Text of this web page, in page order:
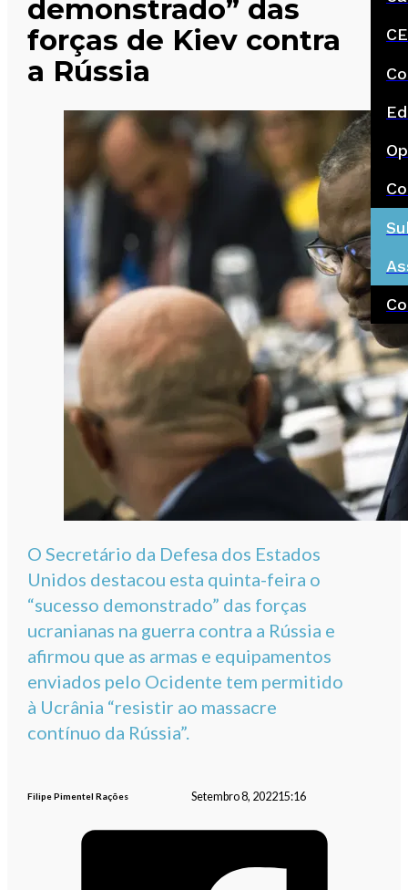
demonstrado” das
forças de Kiev contra
a Rússia
O Secretário da Defesa dos Estados
Unidos destacou esta quinta-feira o
“sucesso demonstrado” das forças
ucranianas na guerra contra a Rússia e
afirmou que as armas e equipamentos
enviados pelo Ocidente tem permitido
à Ucrânia “resistir ao massacre
contínuo da Rússia”.
Filipe Pimentel Rações Setembro 8, 202215:16